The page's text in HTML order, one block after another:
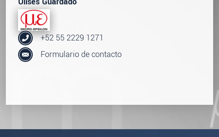
+52 55 2229 1271
Formulario de contacto